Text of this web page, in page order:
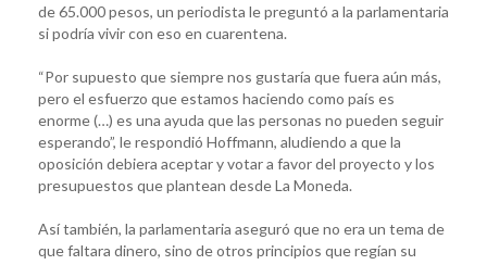
de 65.000 pesos, un periodista le preguntó a la parlamentaria
si podría vivir con eso en cuarentena.
“Por supuesto que siempre nos gustaría que fuera aún más,
pero el esfuerzo que estamos haciendo como país es
enorme (…) es una ayuda que las personas no pueden seguir
esperando”, le respondió Hoffmann, aludiendo a que la
oposición debiera aceptar y votar a favor del proyecto y los
presupuestos que plantean desde La Moneda.
Así también, la parlamentaria aseguró que no era un tema de
que faltara dinero, sino de otros principios que regían su